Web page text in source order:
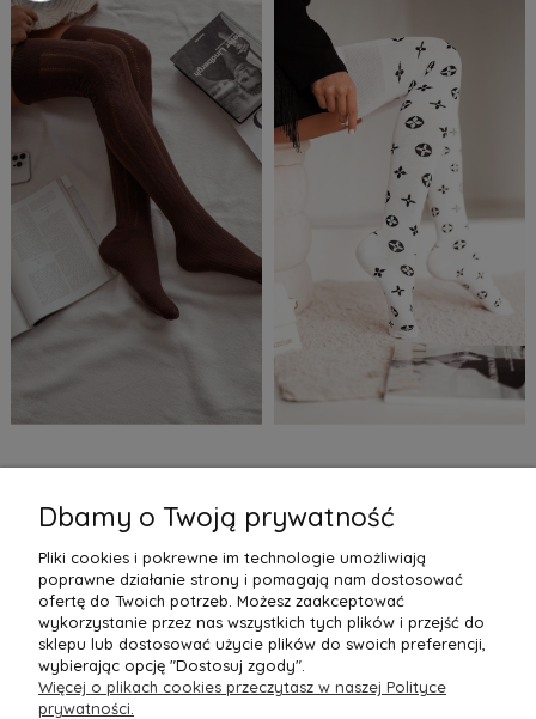
warkoczem Chloe
29,99 zł
Do Koszyka »
22,99 zł
Do Koszyka »
« 1 2 3 4 »
POMOC
Dbamy o Twoją prywatność
Pliki cookies i pokrewne im technologie umożliwiają
poprawne działanie strony i pomagają nam dostosować
ofertę do Twoich potrzeb. Możesz zaakceptować
wykorzystanie przez nas wszystkich tych plików i przejść do
sklepu lub dostosować użycie plików do swoich preferencji,
wybierając opcję "Dostosuj zgody".
Więcej o plikach cookies przeczytasz w naszej Polityce
prywatności.